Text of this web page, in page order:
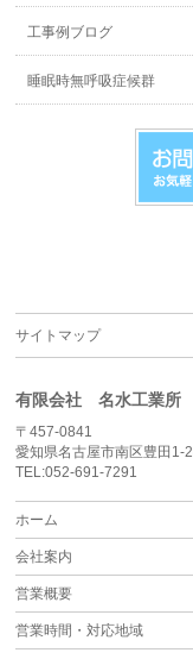
工事例ブログ
睡眠時無呼吸症候群
サイトマップ
有限会社 名水工業所
〒457-0841
愛知県名古屋市南区豊田1-
TEL:052-691-7291
ホーム
会社案内
営業概要
営業時間・対応地域